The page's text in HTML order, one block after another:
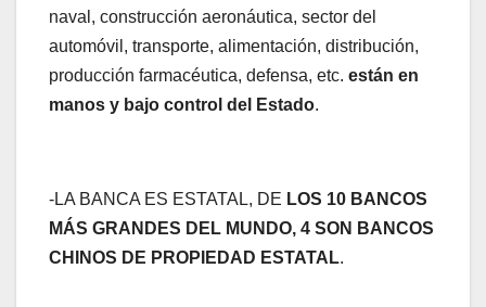
naval, construcción aeronáutica, sector del
automóvil, transporte, alimentación, distribución,
producción farmacéutica, defensa, etc. están en
manos y bajo control del Estado.
-LA BANCA ES ESTATAL, DE LOS 10 BANCOS
MÁS GRANDES DEL MUNDO, 4 SON BANCOS
CHINOS DE PROPIEDAD ESTATAL.